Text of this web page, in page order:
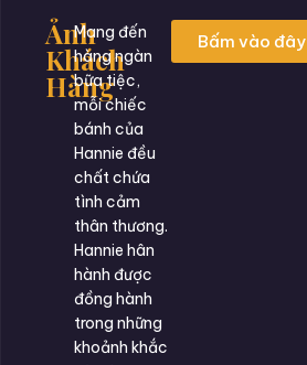
Ảnh
Khách
Hàng
Mang đến
hàng ngàn
bữa tiệc,
mỗi chiếc
bánh của
Hannie đều
chất chứa
tình cảm
thân thương.
Hannie hân
hành được
đồng hành
trong những
khoảnh khắc
Bấm vào đây